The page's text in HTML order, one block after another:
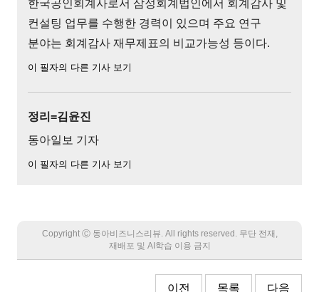
한국공인회계사로서 삼정회계법인에서 회계감사 및
컨설팅 업무를 수행한 경력이 있으며 주요 연구
분야는 회계감사 재무제표의 비교가능성 등이다.
이 필자의 다른 기사 보기
정리=김윤진
동아일보 기자
이 필자의 다른 기사 보기
Copyright Ⓒ 동아비즈니스리뷰. All rights reserved. 무단 전재,
재배포 및 AI학습 이용 금지
이전 목록 다음